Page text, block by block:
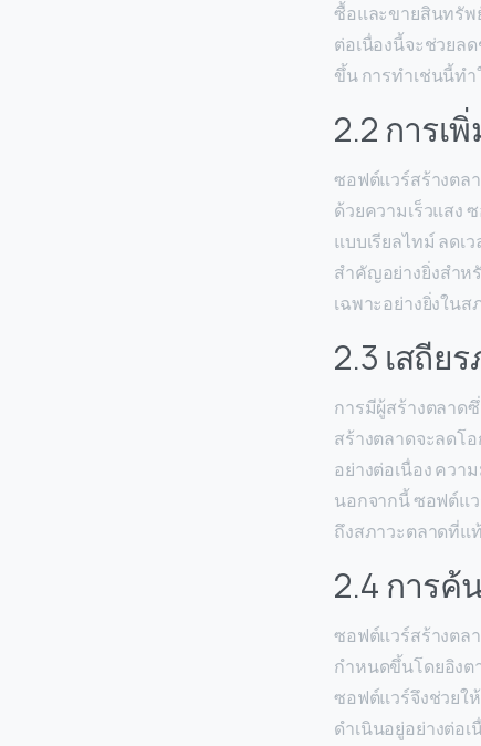
ซื้อและขายสินทรัพ
ต่อเนื่องนี้จะช่วยล
ขึ้น การทำเช่นนี้ท
2.2 การเ
ซอฟต์แวร์สร้างตล
ด้วยความเร็วแสง
แบบเรียลไทม์ ลดเ
สำคัญอย่างยิ่งสำห
เฉพาะอย่างยิ่งใน
2.3 เสถีย
การมีผู้สร้างตลาด
สร้างตลาดจะลดโ
อย่างต่อเนื่อง คว
นอกจากนี้ ซอฟต์แ
ถึงสภาวะตลาดที่แ
2.4 การค้
ซอฟต์แวร์สร้างตล
กำหนดขึ้นโดยอิงต
ซอฟต์แวร์จึงช่วยใ
ดำเนินอยู่อย่างต่อ